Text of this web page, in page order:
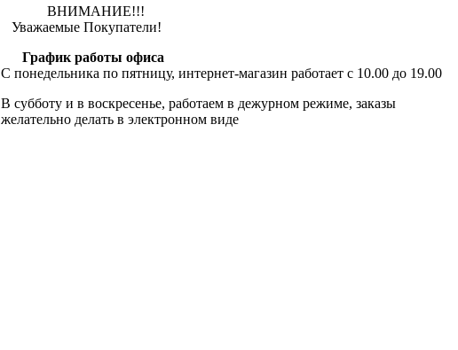
ВНИМАНИЕ!!!
Уважаемые Покупатели!
График работы офиса
С понедельника по пятницу, интернет-магазин работает с 10.00 до 19.00
В субботу и в воскресенье, работаем в дежурном режиме, заказы
желательно делать в электронном виде